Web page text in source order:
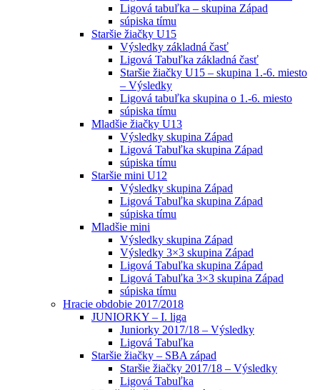
Ligová tabuľka – skupina Západ
súpiska tímu
Staršie žiačky U15
Výsledky základná časť
Ligová Tabuľka základná časť
Staršie žiačky U15 – skupina 1.-6. miesto
– Výsledky
Ligová tabuľka skupina o 1.-6. miesto
súpiska tímu
Mladšie žiačky U13
Výsledky skupina Západ
Ligová Tabuľka skupina Západ
súpiska tímu
Staršie mini U12
Výsledky skupina Západ
Ligová Tabuľka skupina Západ
súpiska tímu
Mladšie mini
Výsledky skupina Západ
Výsledky 3×3 skupina Západ
Ligová Tabuľka skupina Západ
Ligová Tabuľka 3×3 skupina Západ
súpiska tímu
Hracie obdobie 2017/2018
JUNIORKY – I. liga
Juniorky 2017/18 – Výsledky
Ligová Tabuľka
Staršie žiačky – SBA západ
Staršie žiačky 2017/18 – Výsledky
Ligová Tabuľka